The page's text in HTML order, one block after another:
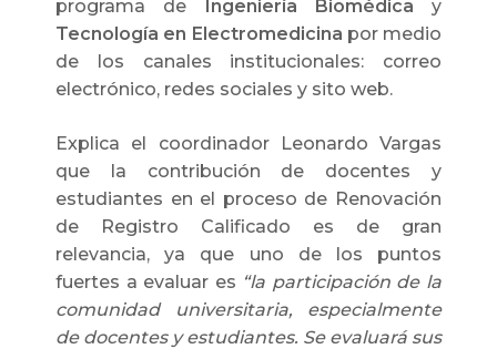
programa de Ingeniería Biomédica y
Tecnología en Electromedicina por medio
de los canales institucionales: correo
electrónico, redes sociales y sito web.
Explica el coordinador Leonardo Vargas
que la contribución de docentes y
estudiantes en el proceso de Renovación
de Registro Calificado es de gran
relevancia, ya que uno de los puntos
fuertes a evaluar es “la participación de la
comunidad universitaria, especialmente
de docentes y estudiantes. Se evaluará sus